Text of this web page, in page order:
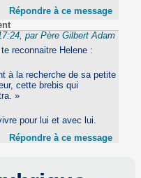
Répondre à ce message
par Père Gilbert Adam
reconnaitre Helene :
à la recherche de sa petite
cette brebis qui
»
pour lui et avec lui.
Répondre à ce message